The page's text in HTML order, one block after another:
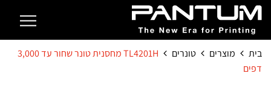
בית מוצרים טונרים
TL4201H מחסנית טונר שחור עד 3,000
דפים